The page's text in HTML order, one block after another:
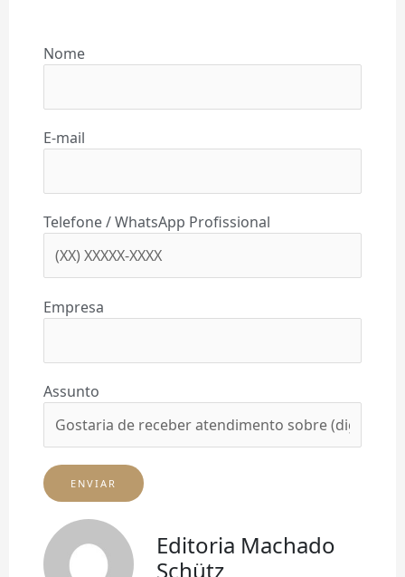
Nome
E-mail
Telefone / WhatsApp Profissional
Empresa
Assunto
Editoria Machado
Schütz